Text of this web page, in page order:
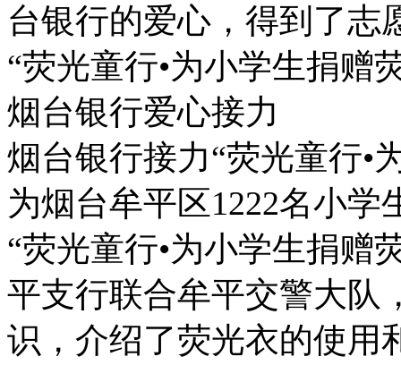
台银行的爱心，得到了志
“荧光童行•为小学生捐赠
烟台银行爱心接力
烟台银行接力“荧光童行•
为烟台牟平区1222名小学
“荧光童行•为小学生捐赠
平支行联合牟平交警大队
识，介绍了荧光衣的使用